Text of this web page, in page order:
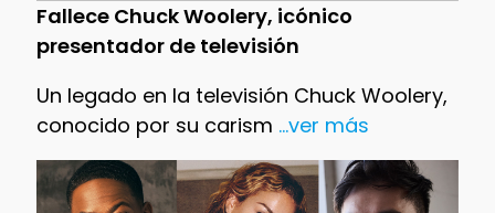
Fallece Chuck Woolery, icónico
presentador de televisión
Un legado en la televisión Chuck Woolery,
conocido por su carism ...ver más